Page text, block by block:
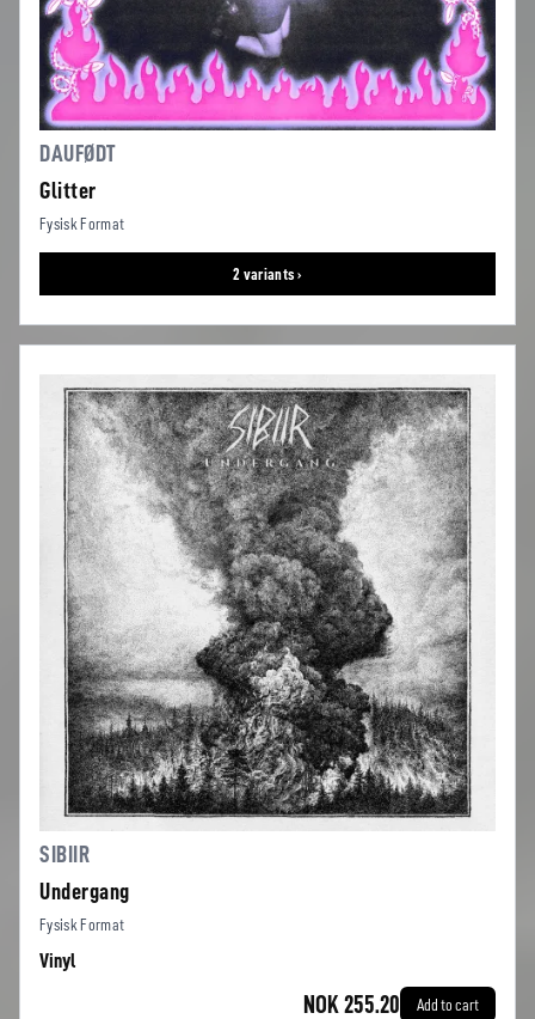
DAUFØDT
Glitter
Fysisk Format
2 variants ›
SIBIIR
Undergang
Fysisk Format
Vinyl
NOK 255.20 Add to cart